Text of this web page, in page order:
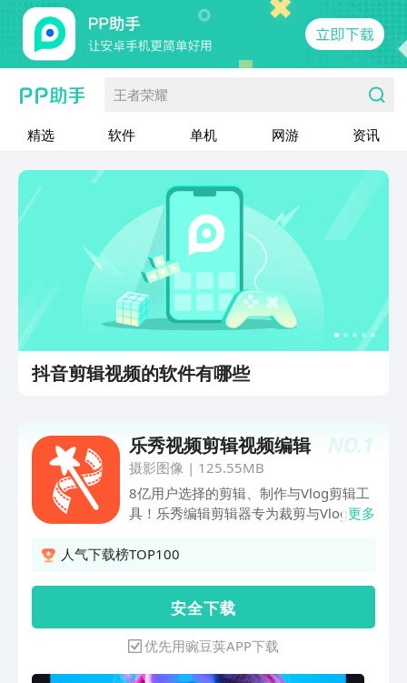
王者荣耀
精选 软件 单机 网游 资讯
抖音剪辑视频的软件有哪些
NO.1
乐秀视频剪辑视频编辑
摄影图像 | 125.55MB
8亿用户选择的剪辑、制作与Vlog剪辑工
具！乐秀编辑剪辑器专为裁剪与Vlog剪辑
并等功能，海量国风主题素材；众多节日
获取更多用户特权；新版增加了中文制作
裁剪教程板块，众多国内Vlog大师手把手
教你制作出风格多变的小影片/Vlog！乐
秀专注于小影片短的制作与快剪辑拍摄；
支持裁剪映花与添加配乐！支持卡点制
更多
人气下载榜TOP100
安 全 下 载
优先用豌豆荚APP下载